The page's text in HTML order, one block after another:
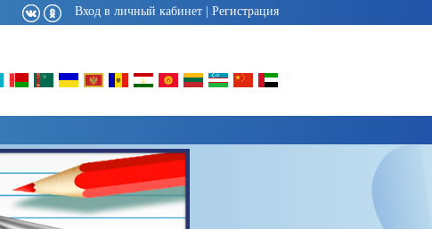
Вход в личный кабинет Регистрация